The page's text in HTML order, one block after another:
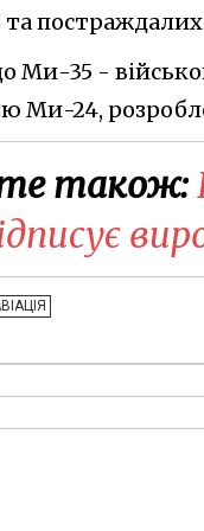
Ми-35 -
Ми-24,
також: